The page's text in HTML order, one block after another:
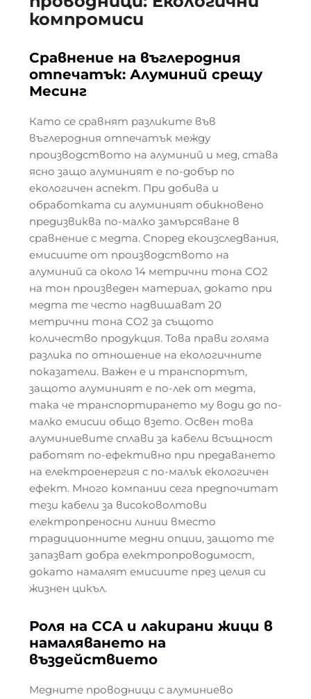
компромиси
Сравнение на въглеродния
отпечатък: Алуминий срещу
Месинг
Като се сравнят разликите във
въглеродния отпечатък между
производството на алуминий и мед, става
ясно защо алуминият е по-добър по
екологичен аспект. При добива и
обработката си алуминият обикновено
предизвиква по-малко замърсяване в
сравнение с медта. Според екоизследвания,
емисиите от производството на
алуминий са около 14 метрични тона CO2
на тон произведен материал, докато при
медта те често надвишават 20
метрични тона CO2 за същото
количество продукция. Това прави голяма
разлика по отношение на екологичните
показатели. Важен е и транспортът,
защото алуминият е по-лек от медта,
така че транспортирането му води до по-
малко емисии общо взето. Освен това
алуминиевите сплави за кабели всъщност
работят по-ефективно при предаването
на електроенергия с по-малък екологичен
ефект. Много компании сега предпочитат
тези кабели за високоволтови
електропреносни линии вместо
традиционните медни опции, защото те
запазват добра електропроводимост,
докато намалят емисиите през целия си
жизнен цикъл.
Роля на CCA и лакирани жици в
намаляването на
въздействието
Медните проводници с алуминиево